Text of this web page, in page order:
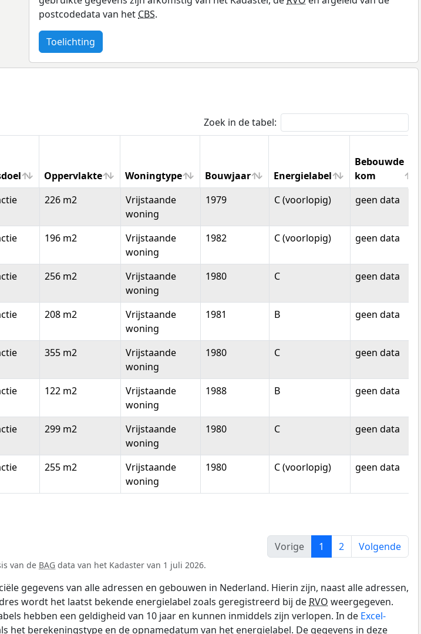
postcodedata van het CBS.
Toelichting
Zoek in de tabel:
Oppervlakte Woningtype Bouwjaar Energielabel
Bebouwde
kom
Oppervlakte Woningtype Bouwjaar Energielabel
Bebouwde
kom
226 m2
Vrijstaande
woning
1979 C (voorlopig) geen data
196 m2
Vrijstaande
woning
1982 C (voorlopig) geen data
256 m2
Vrijstaande
woning
1980 C geen data
208 m2
Vrijstaande
woning
1981 B geen data
355 m2
Vrijstaande
woning
1980 C geen data
122 m2
Vrijstaande
woning
1988 B geen data
299 m2
Vrijstaande
woning
1980 C geen data
255 m2
Vrijstaande
woning
1980 C (voorlopig) geen data
Vorige
1 2 Volgende
van de BAG data van het Kadaster van 1 juli 2026.
gegevens van alle adressen en gebouwen in Nederland. Hierin zijn, naast alle adressen,
wordt het laatst bekende energielabel zoals geregistreerd bij de RVO weergegeven.
hebben een geldigheid van 10 jaar en kunnen inmiddels zijn verlopen. In de Excel-
het berekeningstype en de opnamedatum van het energielabel. De gegevens in deze